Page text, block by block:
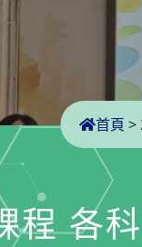
首頁 >
異獎